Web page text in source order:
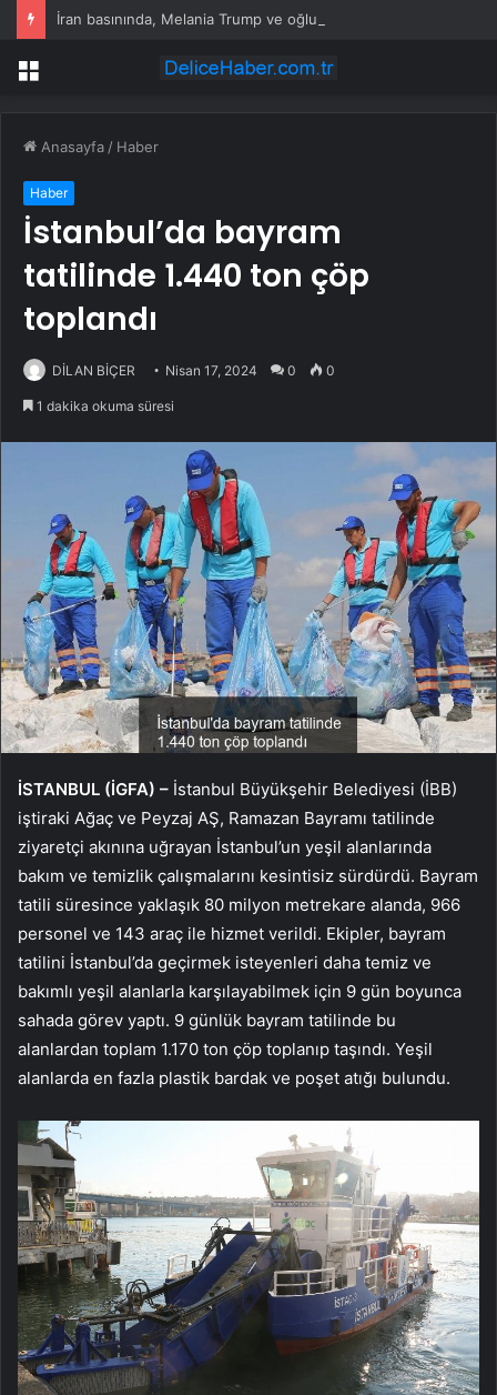
Menü
Anasayfa / Haber
Haber
İstanbul’da bayram
tatilinde 1.440 ton çöp
toplandı
DİLAN BİÇER Nisan 17, 2024 0 0
1 dakika okuma süresi
İSTANBUL (İGFA) – İstanbul Büyükşehir Belediyesi (İBB)
iştiraki Ağaç ve Peyzaj AŞ, Ramazan Bayramı tatilinde
ziyaretçi akınına uğrayan İstanbul’un yeşil alanlarında
bakım ve temizlik çalışmalarını kesintisiz sürdürdü. Bayram
tatili süresince yaklaşık 80 milyon metrekare alanda, 966
personel ve 143 araç ile hizmet verildi. Ekipler, bayram
tatilini İstanbul’da geçirmek isteyenleri daha temiz ve
bakımlı yeşil alanlarla karşılayabilmek için 9 gün boyunca
sahada görev yaptı. 9 günlük bayram tatilinde bu
alanlardan toplam 1.170 ton çöp toplanıp taşındı. Yeşil
alanlarda en fazla plastik bardak ve poşet atığı bulundu.